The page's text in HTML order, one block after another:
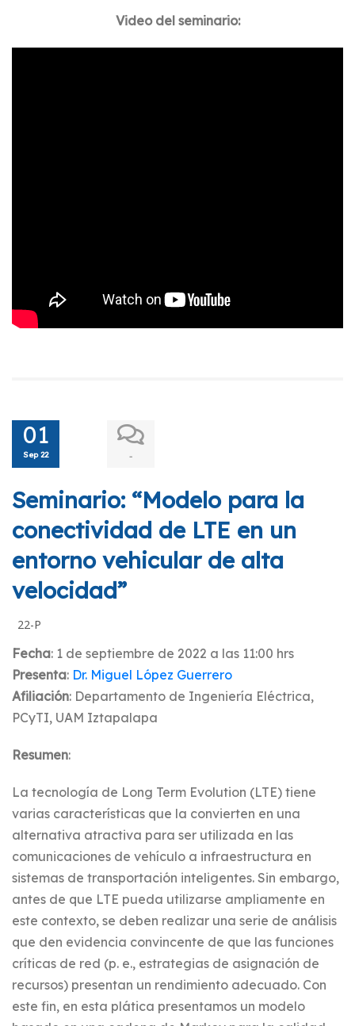
Video del seminario:
01
Sep 22 -
Seminario: “Modelo para la
conectividad de LTE en un
entorno vehicular de alta
velocidad”
22-P
Fecha: 1 de septiembre de 2022 a las 11:00 hrs
Presenta: Dr. Miguel López Guerrero
Afiliación: Departamento de Ingeniería Eléctrica,
PCyTI, UAM Iztapalapa
Resumen:
La tecnología de Long Term Evolution (LTE) tiene
varias características que la convierten en una
alternativa atractiva para ser utilizada en las
comunicaciones de vehículo a infraestructura en
sistemas de transportación inteligentes. Sin embargo,
antes de que LTE pueda utilizarse ampliamente en
este contexto, se deben realizar una serie de análisis
que den evidencia convincente de que las funciones
críticas de red (p. e., estrategias de asignación de
recursos) presentan un rendimiento adecuado. Con
este fin, en esta plática presentamos un modelo